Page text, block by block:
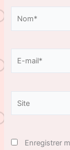
mail*
Enregistrer